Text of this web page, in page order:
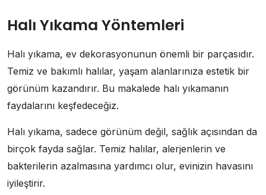
Halı Yıkama Yöntemleri
Halı yıkama, ev dekorasyonunun önemli bir parçasıdır.
Temiz ve bakımlı halılar, yaşam alanlarınıza estetik bir
görünüm kazandırır. Bu makalede halı yıkamanın
faydalarını keşfedeceğiz.
Halı yıkama, sadece görünüm değil, sağlık açısından da
birçok fayda sağlar. Temiz halılar, alerjenlerin ve
bakterilerin azalmasına yardımcı olur, evinizin havasını
iyileştirir.